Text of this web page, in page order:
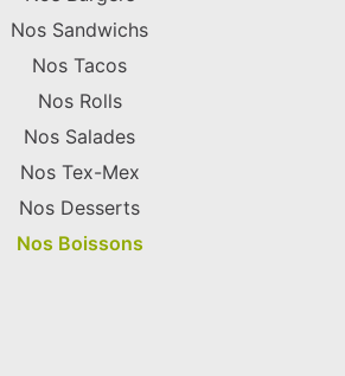
Nos Sandwichs
Nos Tacos
Nos Rolls
Nos Salades
Nos Tex-Mex
Nos Desserts
Nos Boissons